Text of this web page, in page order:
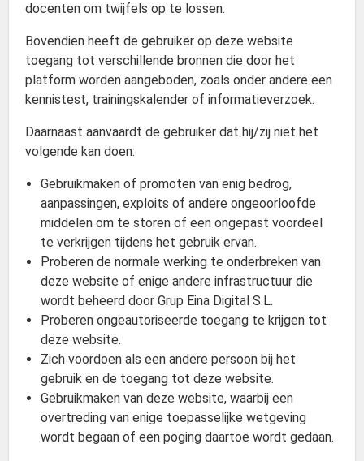
docenten om twijfels op te lossen.
Bovendien heeft de gebruiker op deze website
toegang tot verschillende bronnen die door het
platform worden aangeboden, zoals onder andere een
kennistest, trainingskalender of informatieverzoek.
Daarnaast aanvaardt de gebruiker dat hij/zij niet het
volgende kan doen:
Gebruikmaken of promoten van enig bedrog,
aanpassingen, exploits of andere ongeoorloofde
middelen om te storen of een ongepast voordeel
te verkrijgen tijdens het gebruik ervan.
Proberen de normale werking te onderbreken van
deze website of enige andere infrastructuur die
wordt beheerd door Grup Eina Digital S.L.
Proberen ongeautoriseerde toegang te krijgen tot
deze website.
Zich voordoen als een andere persoon bij het
gebruik en de toegang tot deze website.
Gebruikmaken van deze website, waarbij een
overtreding van enige toepasselijke wetgeving
wordt begaan of een poging daartoe wordt gedaan.